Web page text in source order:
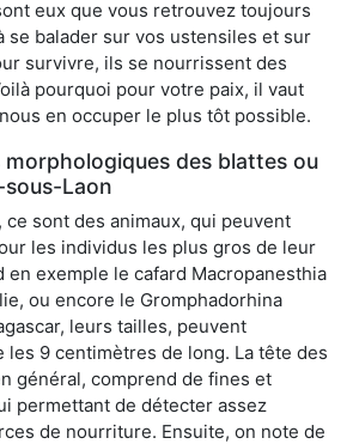
eux que vous retrouvez toujours
se balader sur vos ustensiles et sur
survivre, ils se nourrissent des
pourquoi pour votre paix, il vaut
en occuper le plus tôt possible.
des blattes ou
Laon
sont des animaux, qui peuvent
les individus les plus gros de leur
en exemple le cafard Macropanesthia
ou encore le Gromphadorhina
leurs tailles, peuvent
les 9 centimètres de long. La tête des
général, comprend de fines et
permettant de détecter assez
de nourriture. Ensuite, on note de